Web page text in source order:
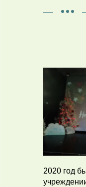
2020 год